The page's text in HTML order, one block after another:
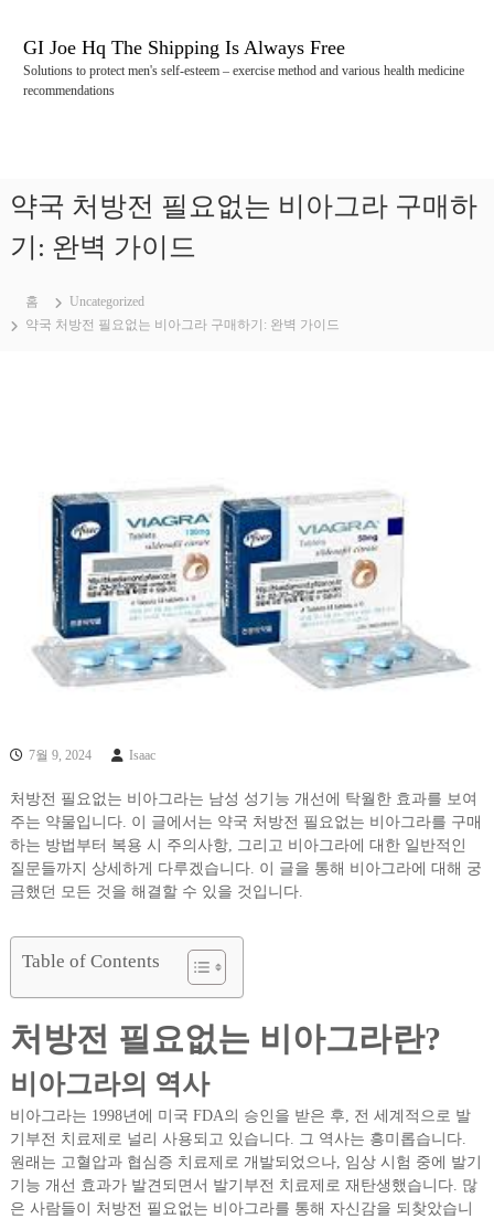
GI Joe Hq The Shipping Is Always Free
Solutions to protect men's self-esteem – exercise method and various health medicine
recommendations
약국 처방전 필요없는 비아그라 구매하
기: 완벽 가이드
홈
Uncategorized
약국 처방전 필요없는 비아그라 구매하기: 완벽 가이드
7월 9, 2024 Isaac
처방전 필요없는 비아그라는 남성 성기능 개선에 탁월한 효과를 보여
주는 약물입니다. 이 글에서는 약국 처방전 필요없는 비아그라를 구매
하는 방법부터 복용 시 주의사항, 그리고 비아그라에 대한 일반적인
질문들까지 상세하게 다루겠습니다. 이 글을 통해 비아그라에 대해 궁
금했던 모든 것을 해결할 수 있을 것입니다.
Table of Contents
처방전 필요없는 비아그라란?
비아그라의 역사
비아그라는 1998년에 미국 FDA의 승인을 받은 후, 전 세계적으로 발
기부전 치료제로 널리 사용되고 있습니다. 그 역사는 흥미롭습니다.
원래는 고혈압과 협심증 치료제로 개발되었으나, 임상 시험 중에 발기
기능 개선 효과가 발견되면서 발기부전 치료제로 재탄생했습니다. 많
은 사람들이 처방전 필요없는 비아그라를 통해 자신감을 되찾았습니